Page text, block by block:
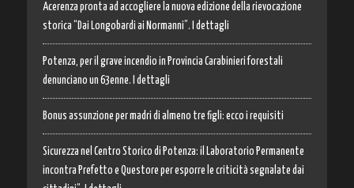
Acerenza pronta ad accogliere la nuova edizione della rievocazione
storica “Dai Longobardi ai Normanni”. I dettagli
Potenza, per il grave incendio in Provincia Carabinieri forestali
denunciano un 63enne. I dettagli
Bonus assunzione per madri di almeno tre figli: ecco i requisiti
Sicurezza nel Centro Storico di Potenza: il Laboratorio Permanente
incontra Prefetto e Questore per esporre le criticità segnalate dai